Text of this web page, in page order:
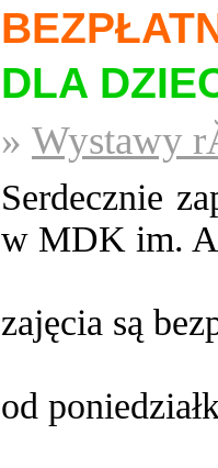
DLA
» Wystawy
Serdecznie
w MDK im.
zajęcia są
od